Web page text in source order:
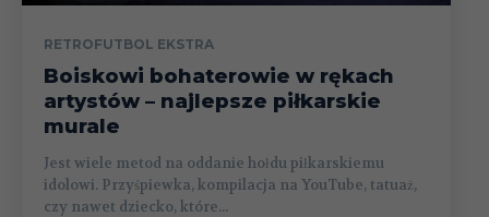
RETROFUTBOL EKSTRA
Boiskowi bohaterowie w rękach
artystów – najlepsze piłkarskie
murale
Jest wiele metod na oddanie hołdu piłkarskiemu
idolowi. Przyśpiewka, kompilacja na YouTube, tatuaż,
czy nawet dziecko, które...